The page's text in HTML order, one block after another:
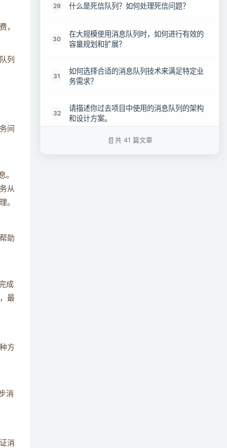
，
列
间
。
从
。
助
成
最
方
消
消
29 什么是死信队列？如何处理死信问题？
30
在大规模使用消息队列时，如何进行有效的
容量规划和扩展？
31
如何选择合适的消息队列技术来满足特定业
务需求？
32
请描述你过去项目中使用的消息队列的架构
和设计方案。
如何处理消息队列中的数据一致性问题，例
共 41 篇文章